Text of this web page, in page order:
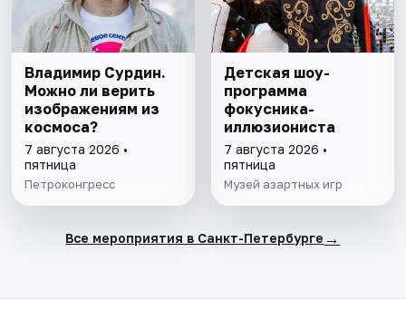
Владимир Сурдин.
Можно ли верить
изображениям из
космоса?
7 августа 2026 •
пятница
Петроконгресс
Детская шоу-
программа
фокусника-
иллюзиониста
7 августа 2026 •
пятница
Музей азартных игр
Все мероприятия в Санкт-Петербурге →